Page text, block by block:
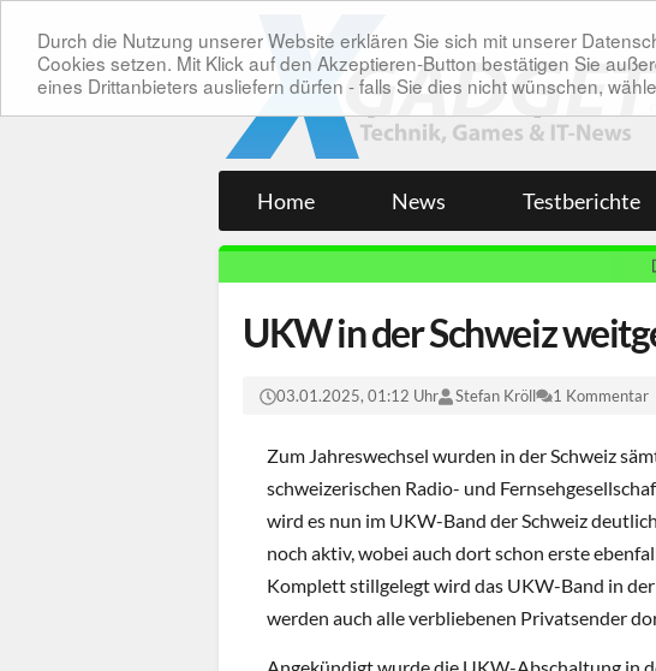
Durch die Nutzung unserer Website erklären Sie sich mit unserer
Cookies setzen. Mit Klick auf den Akzeptieren-Button bestätigen Sie
eines Drittanbieters ausliefern dürfen - falls Sie dies nicht wünschen,
Home News Testberichte
UKW in der Schweiz
03.01.2025, 01:12 Uhr Stefan Kröll 1 Kommentar
Zum Jahreswechsel wurden in der Schweiz
schweizerischen Radio- und
wird es nun im UKW-Band der Schweiz
noch aktiv, wobei auch dort schon erste
Komplett stillgelegt wird das UKW-Band in
werden auch alle verbliebenen Privatsender